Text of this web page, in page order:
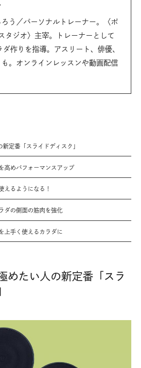
う／パーソナルトレーナー。〈ポ
タジオ〉主宰。トレーナーとして
作りを指導。アスリート、俳優、
。オンラインレッスンや動画配信
定番「スライドディスク」
高めパフォーマンスアップ
るようになる！
ダの側面の筋肉を強化
上手く使えるカラダに
めたい人の新定番「スラ